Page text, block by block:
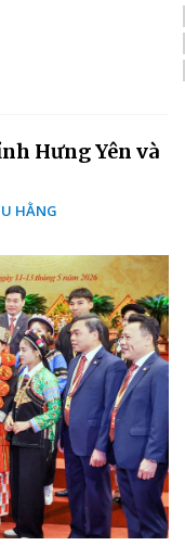
Hưng Yên và
HẰNG